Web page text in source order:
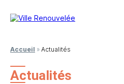
Accueil » Actualités
Actualités